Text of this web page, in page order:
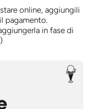
online, aggiungili
pagamento.
in fase di